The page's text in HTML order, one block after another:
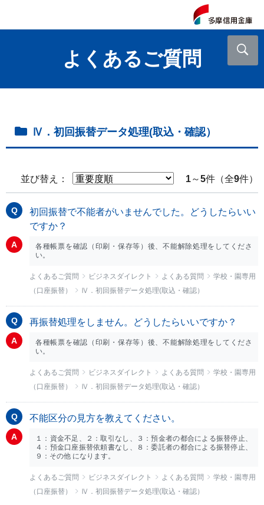
よくあるご質問
Ⅳ．初回振替データ処理(取込・確認）
並び替え： 1～5件（全9件）
初回振替で不能者がいませんでした。どうしたらいい
ですか？
各種帳票を確認（印刷・保存等）後、不能解除処理をしてくださ
い。
よくあるご質問 ビジネスダイレクト よくある質問
学校・園専用
（口座振替）
Ⅳ．初回振替データ処理(取込・確認）
再振替処理をしません。どうしたらいいですか？
各種帳票を確認（印刷・保存等）後、不能解除処理をしてくださ
い。
よくあるご質問 ビジネスダイレクト よくある質問
学校・園専用
（口座振替）
Ⅳ．初回振替データ処理(取込・確認）
不能区分の見方を教えてください。
１：資金不足、２：取引なし、３：預金者の都合による振替停止、
４：預金口座振替依頼書なし、８：委託者の都合による振替停止、
９：その他 になります。
よくあるご質問 ビジネスダイレクト よくある質問
学校・園専用
（口座振替）
Ⅳ．初回振替データ処理(取込・確認）